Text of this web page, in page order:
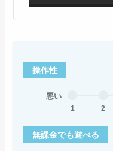
操作性
悪い
1 2
無課金でも遊べる